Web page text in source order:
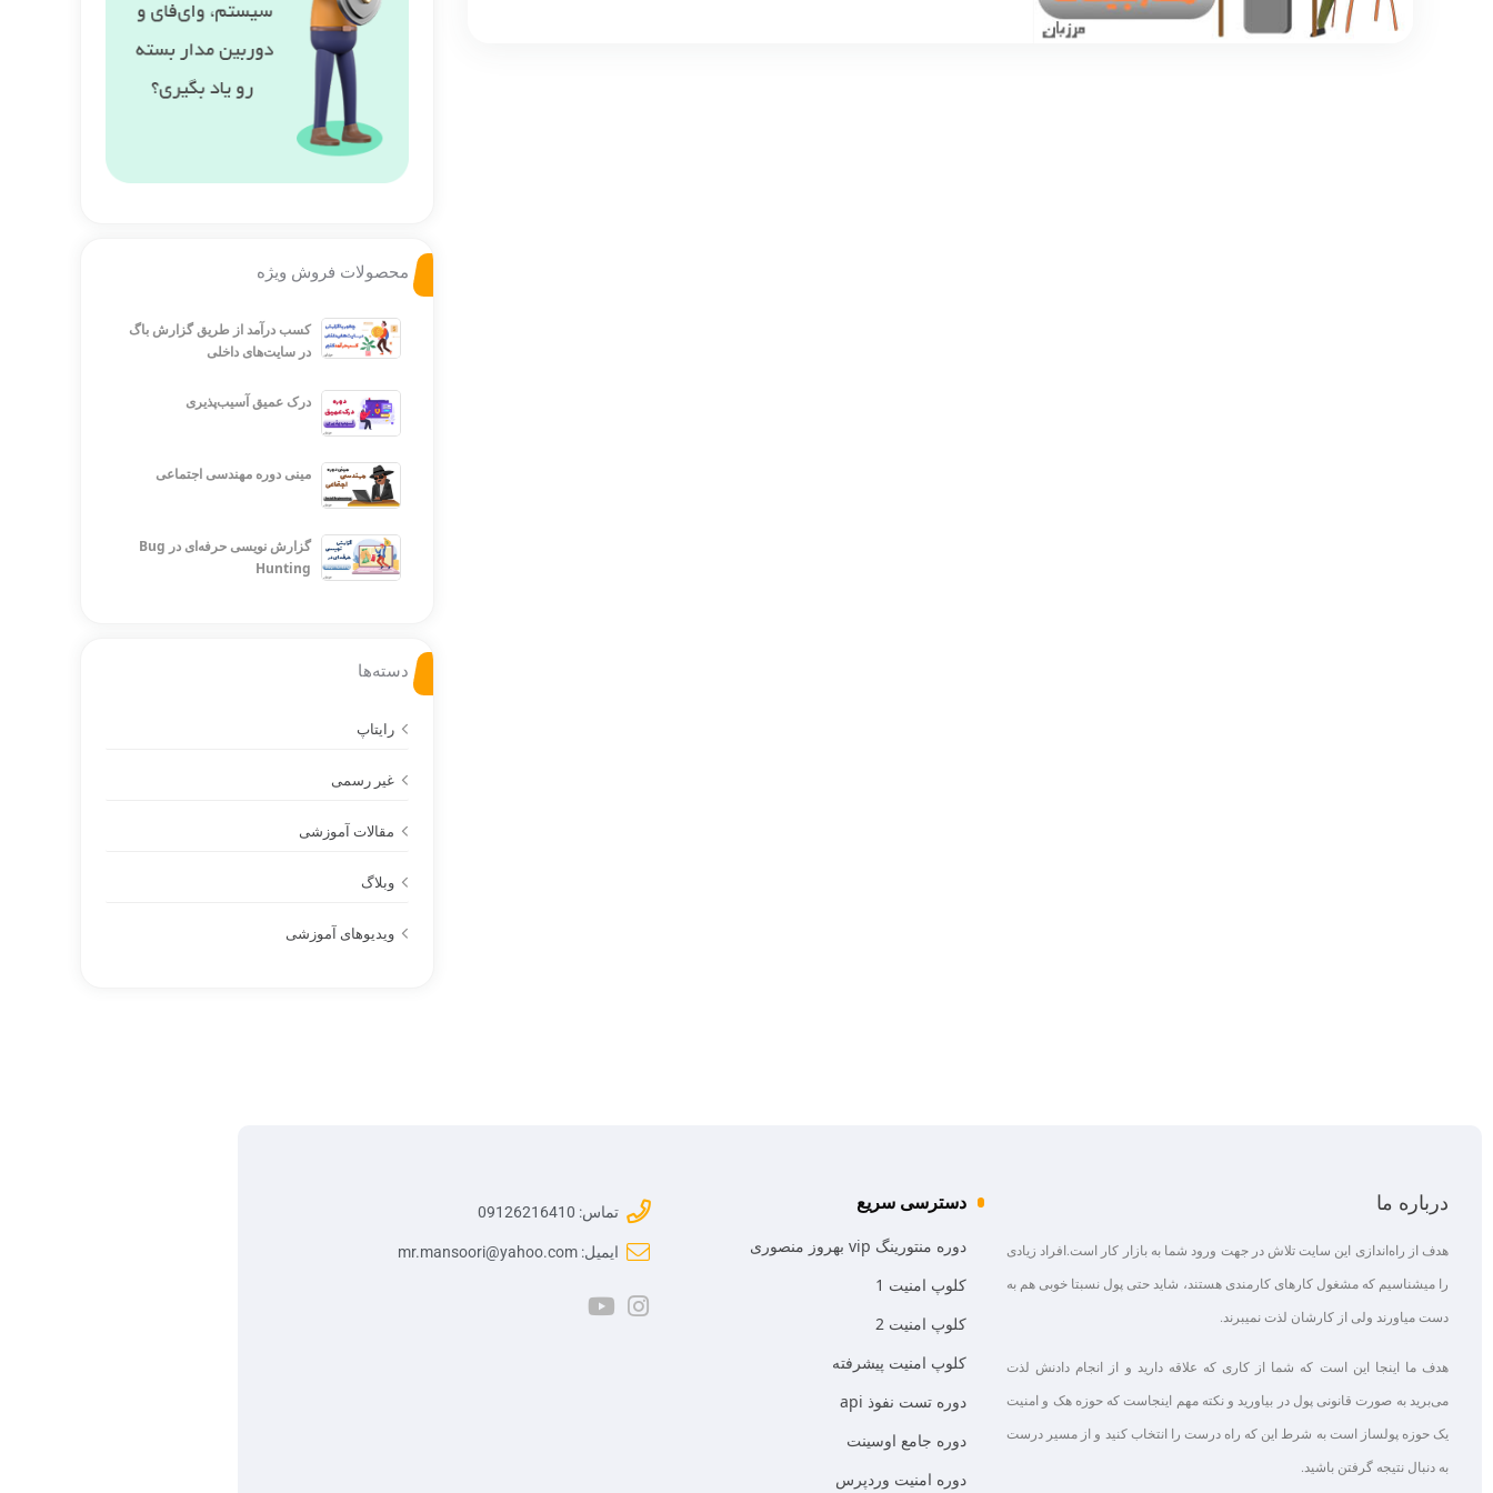
محصولات فروش ویژه
کسب درآمد از طریق گزارش باگ
در سایت‌های داخلی
درک عمیق آسیب‌پذیری
مینی دوره مهندسی اجتماعی
گزارش نویسی حرفه‌ای در Bug
Hunting
دسته‌ها
رایتاپ
غیر رسمی
مقالات آموزشی
وبلاگ
ویدیوهای آموزشی
درباره ما
هدف از راه‌اندازی این سایت تلاش در جهت ورود شما به بازار کار است.افراد زیادی
را میشناسیم که مشغول کارهای کارمندی هستند، شاید حتی پول نسبتا خوبی هم به
دست میاورند ولی از کارشان لذت نمیبرند.
هدف ما اینجا این است که شما از کاری که علاقه‌ دارید و از انجام دادنش لذت
می‌برید به صورت قانونی پول در بیاورید و نکته مهم اینجاست که حوزه هک و امنیت
یک حوزه پولساز است به شرط این که راه درست را انتخاب کنید و از مسیر درست
به دنبال نتیجه گرفتن باشید.
دسترسی سریع
دوره منتورینگ vip بهروز منصوری
کلوپ امنیت 1
کلوپ امنیت 2
کلوپ امنیت پیشرفته
دوره تست نفوذ api
دوره جامع اوسینت
دوره امنیت وردپرس
تماس: 09126216410
ایمیل: mr.mansoori@yahoo.com